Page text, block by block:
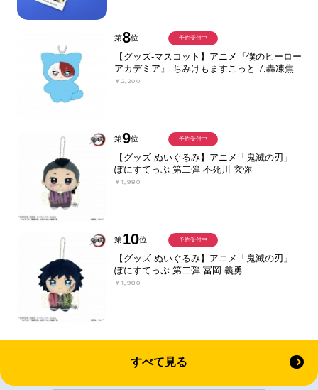
第8位
【グッズ-マスコット】アニメ『僕のヒーロー
アカデミア』 ちみけもますこっと 7.轟凍焦
￥2,200
予約受付中
第9位
【グッズ-ぬいぐるみ】アニメ「鬼滅の刃」
ぽにすてっぷ 第二弾 不死川 玄弥
￥1,980
予約受付中
第10位
【グッズ-ぬいぐるみ】アニメ「鬼滅の刃」
ぽにすてっぷ 第二弾 冨岡 義勇
￥1,980
予約受付中
すべて見る